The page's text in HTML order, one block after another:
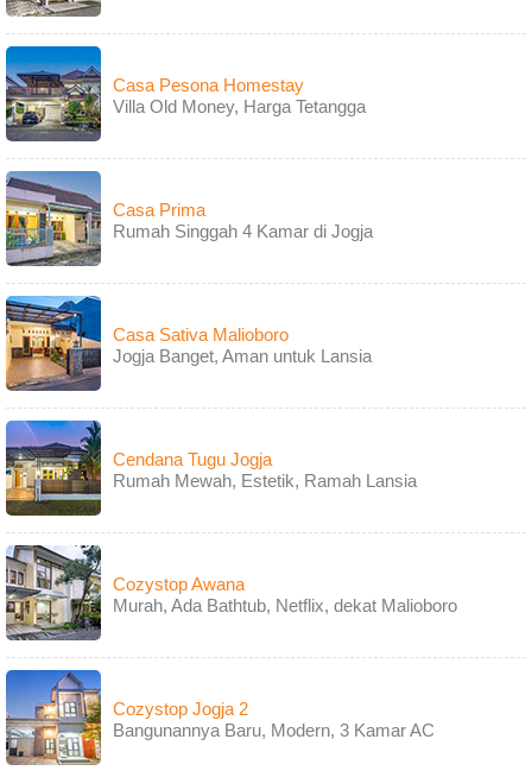
Casa Pesona Homestay
Villa Old Money, Harga Tetangga
Casa Prima
Rumah Singgah 4 Kamar di Jogja
Casa Sativa Malioboro
Jogja Banget, Aman untuk Lansia
Cendana Tugu Jogja
Rumah Mewah, Estetik, Ramah Lansia
Cozystop Awana
Murah, Ada Bathtub, Netflix, dekat Malioboro
Cozystop Jogja 2
Bangunannya Baru, Modern, 3 Kamar AC